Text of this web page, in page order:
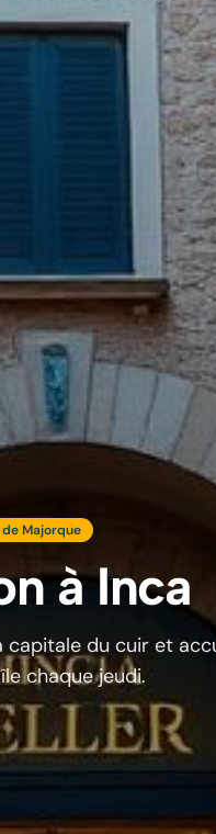
Majorque
àInca
du cuir et
chaque jeudi.